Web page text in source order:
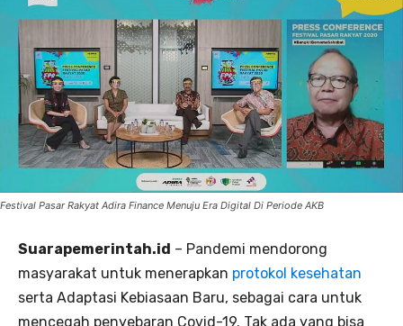
Festival Pasar Rakyat Adira Finance Menuju Era Digital Di Periode AKB
Suarapemerintah.id – Pandemi mendorong
masyarakat untuk menerapkan protokol kesehatan
serta Adaptasi Kebiasaan Baru, sebagai cara untuk
mencegah penyebaran Covid-19. Tak ada yang bisa